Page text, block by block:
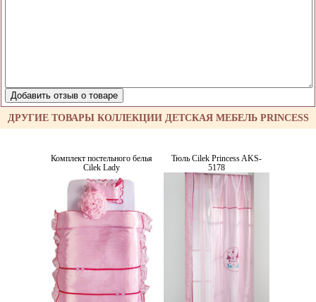
ДРУГИЕ ТОВАРЫ КОЛЛЕКЦИИ ДЕТСКАЯ МЕБЕЛЬ PRINCESS
Комплект постельного белья
Cilek Lady
Тюль Cilek Princess AKS-
5178